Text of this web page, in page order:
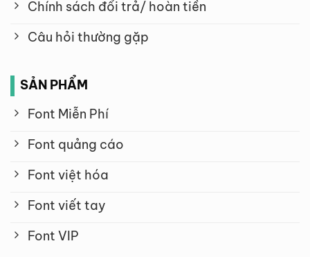
Chính sách đổi trả/ hoàn tiền
Câu hỏi thường gặp
SẢN PHẨM
Font Miễn Phí
Font quảng cáo
Font việt hóa
Font viết tay
Font VIP